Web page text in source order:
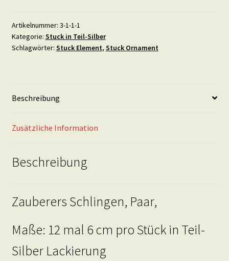
mal
6
cm
Menge
Artikelnummer: 3-1-1-1
Kategorie: Stuck in Teil-Silber
Schlagwörter: Stuck Element, Stuck Ornament
Beschreibung
Zusätzliche Information
Beschreibung
Zauberers Schlingen, Paar,
Maße: 12 mal 6 cm pro Stück in Teil-
Silber Lackierung